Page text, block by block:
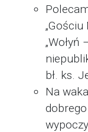
„Gościu
„Wołyń
bł. ks.
Na